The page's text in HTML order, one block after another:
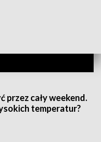
przez cały weekend.
temperatur?